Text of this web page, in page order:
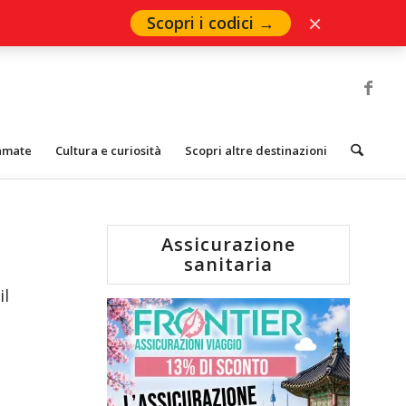
Scopri i codici → ×
Cultura e curiosità Scopri altre destinazioni
Assicurazione
sanitaria